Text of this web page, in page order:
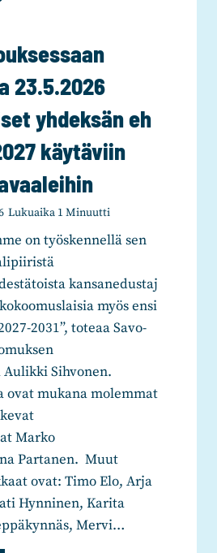
23.5.2026
yhdeksän eh
käytäviin
Lukuaika 1Minuutti
on työskennellä sen
kansanedustaj
myös ensi
2031”, toteaa Savo-
Sihvonen.
ovat mukana molemmat
Marko
Partanen. Muut
ovat: Timo Elo, Arja
Hynninen, Karita
Mervi…